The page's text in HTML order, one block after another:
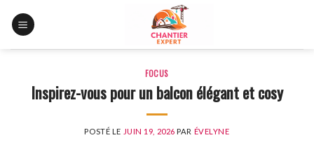
FOCUS
Inspirez-vous pour un balcon élégant et cosy
POSTÉ LE JUIN 19, 2026 PAR ÉVELYNE